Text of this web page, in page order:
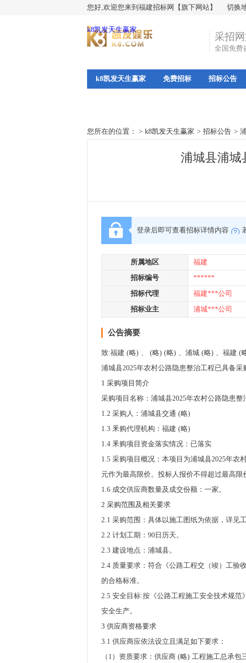
您好,欢迎您来到福建招标网【旗下网站】 切换
k8凯发天生赢家
采招
全国免费
k8凯发天生赢家 免费招标 招标公告
您所在的位置： > k8凯发天生赢家 > 招标公告 >
浦城县浦城
登录后即可查看招标详情内容
所属地区 福建
招标编号 ******
招标代理 福建***公司
招标业主 浦城***公司
公告摘要
致:福建 (略) 、 (略) (略) 、浦城 (略) 、福建 (
浦城县2025年农村公路隐患整治工程已具备
1 采购项目简介
采购项目名称：浦城县2025年农村公路隐患整
1.2 采购人：浦城县交通 (略)
1.3 釆购代理机构：福建 (略)
1.4 釆购项目资金落实情况：已落实
1.5 采购项目概况：本项目为浦城县2025年农
元作为最高限价。投标人报价不得超过最高限
1.6 成交供应商数量及成交份额：一家。
2 采购范围及相关要求
2.1 采购范围：具体以施工图纸为依据，详见工
2.2 计划工期：90日历天。
2.3 建设地点：浦城县。
2.4 质量要求：符合《公路工程交（竣）工验
的合格标准。
2.5 安全目标:按《公路工程施工安全技术规
安全生产。
3 供应商资格要求
3.1 供应商应依法设立且满足如下要求：
（1）资质要求：供应商 (略) 工程施工总承